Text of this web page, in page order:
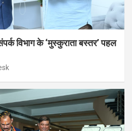
विभाग के ‘मुस्कुराता बस्तर’ पहल